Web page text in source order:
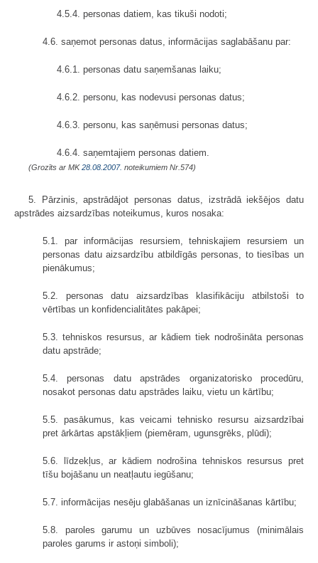
4.5.4. personas datiem, kas tikuši nodoti;
4.6. saņemot personas datus, informācijas saglabāšanu par:
4.6.1. personas datu saņemšanas laiku;
4.6.2. personu, kas nodevusi personas datus;
4.6.3. personu, kas saņēmusi personas datus;
4.6.4. saņemtajiem personas datiem.
(Grozīts ar MK28.08.2007. noteikumiem Nr.574)
5. Pārzinis, apstrādājot personas datus, izstrādā iekšējos datu
apstrādes aizsardzības noteikumus, kuros nosaka:
5.1. par informācijas resursiem, tehniskajiem resursiem un
personas datu aizsardzību atbildīgās personas, to tiesības un
pienākumus;
5.2. personas datu aizsardzības klasifikāciju atbilstoši to
vērtības un konfidencialitātes pakāpei;
5.3. tehniskos resursus, ar kādiem tiek nodrošināta personas
datu apstrāde;
5.4. personas datu apstrādes organizatorisko procedūru,
nosakot personas datu apstrādes laiku, vietu un kārtību;
5.5. pasākumus, kas veicami tehnisko resursu aizsardzībai
pret ārkārtas apstākļiem (piemēram, ugunsgrēks, plūdi);
5.6. līdzekļus, ar kādiem nodrošina tehniskos resursus pret
tīšu bojāšanu un neatļautu iegūšanu;
5.7. informācijas nesēju glabāšanas un iznīcināšanas kārtību;
5.8. paroles garumu un uzbūves nosacījumus (minimālais
paroles garums ir astoņi simboli);